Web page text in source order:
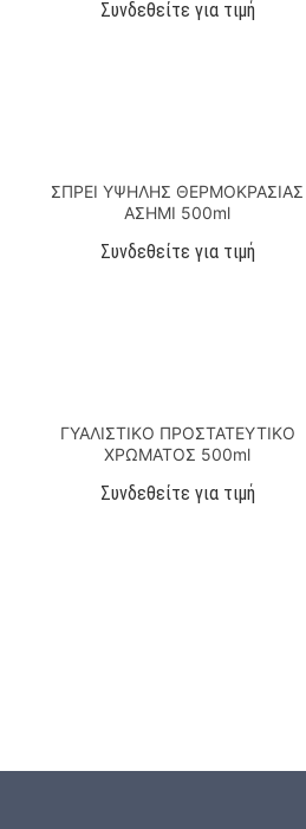
Συνδεθείτε για τιμή
ΣΠΡΕΙ ΥΨΗΛΗΣ ΘΕΡΜΟΚΡΑΣΙΑΣ
ΑΣΗΜΙ 500ml
Συνδεθείτε για τιμή
ΓΥΑΛΙΣΤΙΚΟ ΠΡΟΣΤΑΤΕΥΤΙΚΟ
ΧΡΩΜΑΤΟΣ 500ml
Συνδεθείτε για τιμή